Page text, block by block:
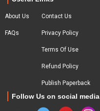
About Us
FAQs
Contact Us
Privacy Policy
Terms Of Use
Refund Policy
Publish Paperback
Follow Us on social media